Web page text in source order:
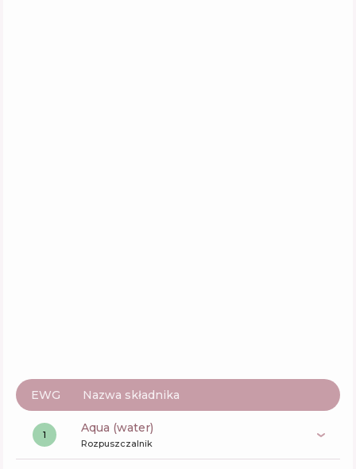
EWG Nazwa składnika
1 aqua (water)
Rozpuszczalnik